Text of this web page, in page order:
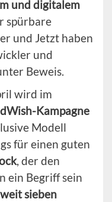
und digitalem
spürbare
und Jetzt haben
und
Beweis.
wird im
Kampagne
Modell
für einen guten
, der den
ein Begriff sein
sieben